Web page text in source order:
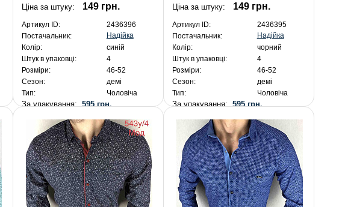
Ціна за штуку: 149 грн.
Артикул ID:
2436396
Постачальник:
Надійка
Колір:
синій
Штук в упаковці:
4
Розміри:
46-52
Сезон:
демі
Тип:
Чоловіча
За упакування: 595 грн.
Ціна за штуку: 149 грн.
Артикул ID:
2436395
Постачальник:
Надійка
Колір:
чорний
Штук в упаковці:
4
Розміри:
46-52
Сезон:
демі
Тип:
Чоловіча
За упакування: 595 грн.